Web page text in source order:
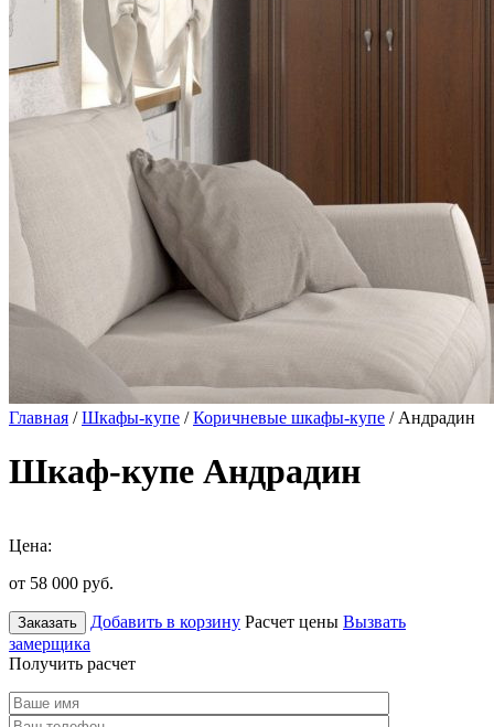
Главная /Шкафы-купе /Коричневые шкафы-купе / Андрадин
Шкаф-купе Андрадин
Цена:
от 58 000 руб.
Заказать Добавить в корзину Расчет цены Вызвать
замерщика
Получить расчет